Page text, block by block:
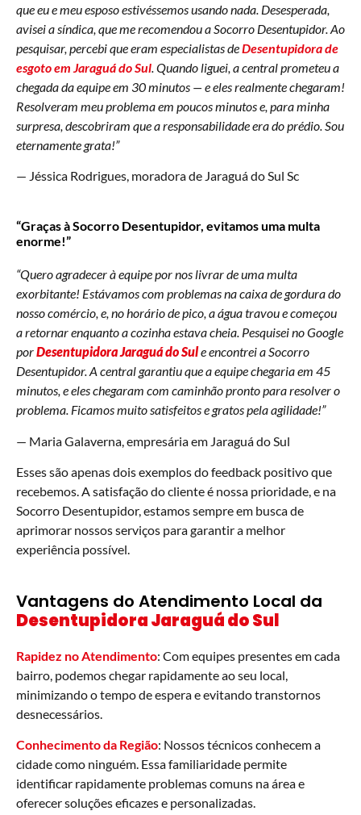
que eu e meu esposo estivéssemos usando nada. Desesperada,
avisei a síndica, que me recomendou a Socorro Desentupidor. Ao
pesquisar, percebi que eram especialistas deDesentupidora de
esgoto em Jaraguá do Sul. Quando liguei, a central prometeu a
chegada da equipe em 30 minutos — e eles realmente chegaram!
Resolveram meu problema em poucos minutos e, para minha
surpresa, descobriram que a responsabilidade era do prédio. Sou
eternamente grata!”
— Jéssica Rodrigues, moradora de Jaraguá do Sul Sc
“Graças à Socorro Desentupidor, evitamos uma multa
enorme!”
“Quero agradecer à equipe por nos livrar de uma multa
exorbitante! Estávamos com problemas na caixa de gordura do
nosso comércio, e, no horário de pico, a água travou e começou
a retornar enquanto a cozinha estava cheia. Pesquisei no Google
porDesentupidora Jaraguá do Sule encontrei a Socorro
Desentupidor. A central garantiu que a equipe chegaria em 45
minutos, e eles chegaram com caminhão pronto para resolver o
problema. Ficamos muito satisfeitos e gratos pela agilidade!”
— Maria Galaverna, empresária em Jaraguá do Sul
Esses são apenas dois exemplos do feedback positivo que
recebemos. A satisfação do cliente é nossa prioridade, e na
Socorro Desentupidor, estamos sempre em busca de
aprimorar nossos serviços para garantir a melhor
experiência possível.
Vantagens do Atendimento Local da
Desentupidora Jaraguá do Sul
Rapidez no Atendimento: Com equipes presentes em cada
bairro, podemos chegar rapidamente ao seu local,
minimizando o tempo de espera e evitando transtornos
desnecessários.
Conhecimento da Região: Nossos técnicos conhecem a
cidade como ninguém. Essa familiaridade permite
identificar rapidamente problemas comuns na área e
oferecer soluções eficazes e personalizadas.